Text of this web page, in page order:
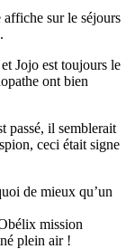
affiche sur le séjours
Jojo est toujours le
ont bien
passé, il semblerait
ceci était signe
de mieux qu’un
mission
plein air !